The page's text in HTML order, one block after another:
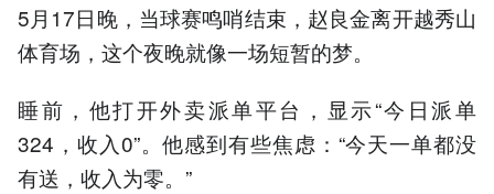
5月17日晚，当球赛鸣哨结束，赵良金离开越秀山
体育场，这个夜晚就像一场短暂的梦。
睡前，他打开外卖派单平台，显示“今日派单
324，收入0”。他感到有些焦虑：“今天一单都没
有送，收入为零。”